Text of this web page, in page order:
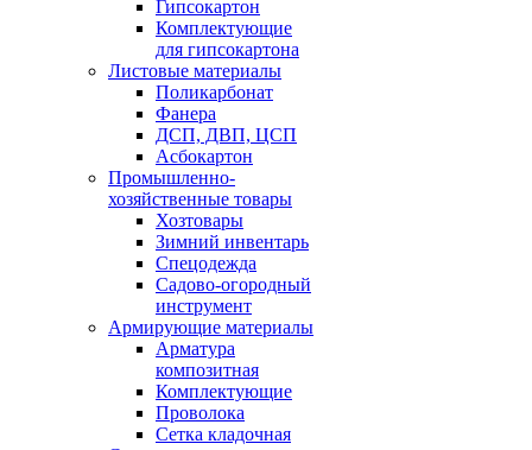
Гипсокартон
Комплектующие
для гипсокартона
Листовые материалы
Поликарбонат
Фанера
ДСП, ДВП, ЦСП
Асбокартон
Промышленно-
хозяйственные товары
Хозтовары
Зимний инвентарь
Спецодежда
Садово-огородный
инструмент
Армирующие материалы
Арматура
композитная
Комплектующие
Проволока
Сетка кладочная